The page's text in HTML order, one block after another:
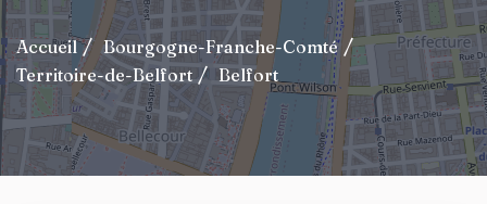
Accueil
Bourgogne-Franche-Comté
Territoire-de-Belfort
Belfort